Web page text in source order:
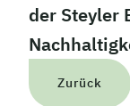
der Steyler
Zurück